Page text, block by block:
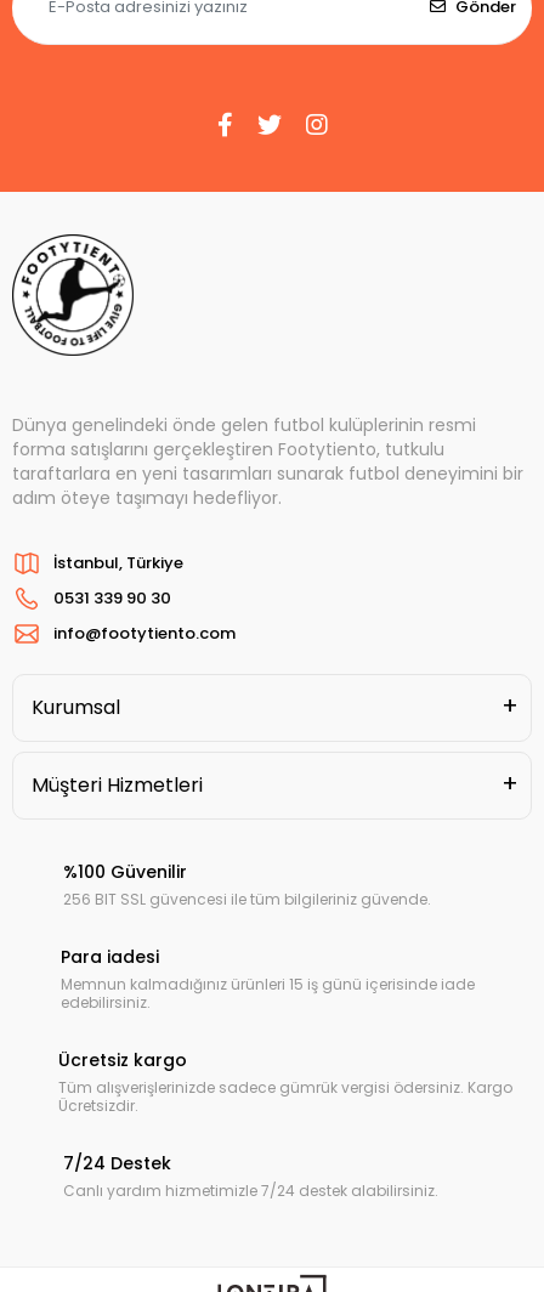
Gönder
Dünya genelindeki önde gelen futbol kulüplerinin resmi
forma satışlarını gerçekleştiren Footytiento, tutkulu
taraftarlara en yeni tasarımları sunarak futbol deneyimini bir
adım öteye taşımayı hedefliyor.
İstanbul, Türkiye
0531 339 90 30
info@footytiento.com
Kurumsal
Müşteri Hizmetleri
%100 Güvenilir
256 BIT SSL güvencesi ile tüm bilgileriniz güvende.
Para iadesi
Memnun kalmadığınız ürünleri 15 iş günü içerisinde iade
edebilirsiniz.
Ücretsiz kargo
Tüm alışverişlerinizde sadece gümrük vergisi ödersiniz. Kargo
Ücretsizdir.
7/24 Destek
Canlı yardım hizmetimizle 7/24 destek alabilirsiniz.